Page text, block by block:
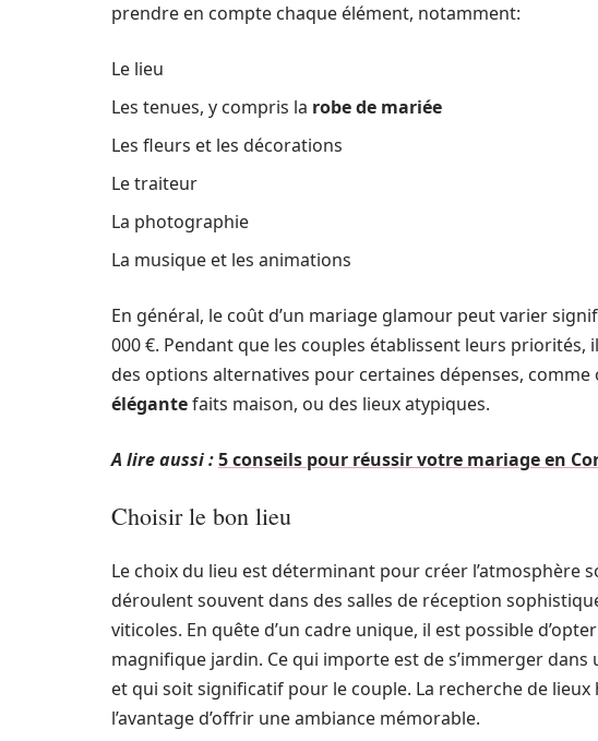
prendre en compte chaque élément, notamment:
Le lieu
Les tenues, y compris la robe de mariée
Les fleurs et les décorations
Le traiteur
La photographie
La musique et les animations
En général, le coût d’un mariage glamour peut varier
000 €. Pendant que les couples établissent leurs priorités,
des options alternatives pour certaines dépenses,
élégantefaits maison, ou des lieux atypiques.
A lire aussi :5 conseils pour réussir votre mariage en
Choisir le bon lieu
Le choix du lieu est déterminant pour créer l’atmosphère
déroulent souvent dans des salles de réception
viticoles. En quête d’un cadre unique, il est possible
magnifique jardin. Ce qui importe est de s’immerger
et qui soit significatif pour le couple. La recherche de
l’avantage d’offrir une ambiance mémorable.